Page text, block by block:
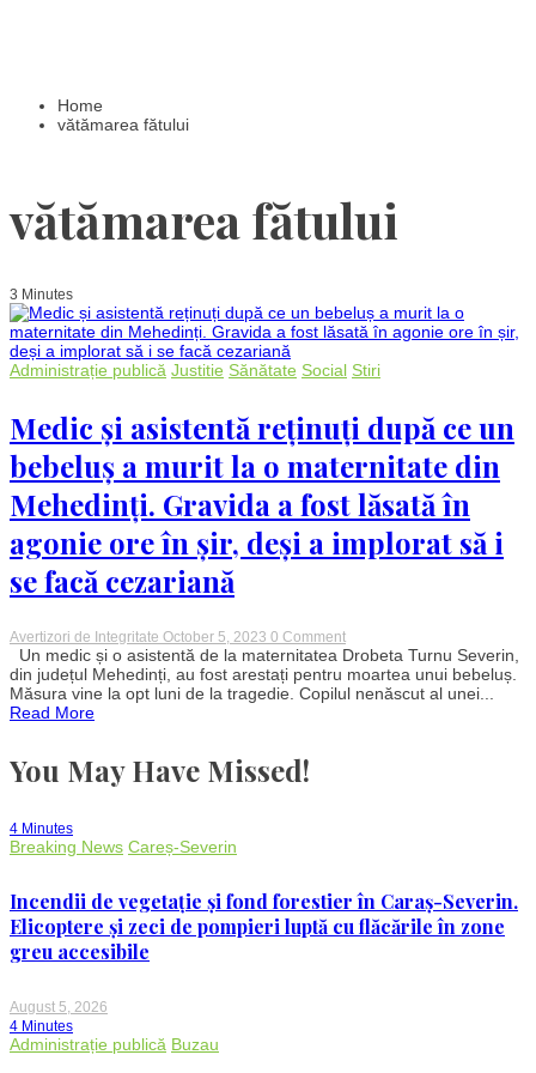
Home
vătămarea fătului
vătămarea fătului
3 Minutes
Administrație publică Justitie Sănătate Social Stiri
Medic și asistentă reținuți după ce un
bebeluș a murit la o maternitate din
Mehedinți. Gravida a fost lăsată în
agonie ore în șir, deși a implorat să i
se facă cezariană
Avertizori de Integritate October 5, 2023 0 Commenton
Medic
și
asistentă
reținuți
Gravida
a
fost
Un medic și o asistentă de la maternitatea Drobeta Turnu Severin,
din județul Mehedinți, au fost arestați pentru moartea unui bebeluș.
Măsura vine la opt luni de la tragedie. Copilul nenăscut al unei...
Read More
You May Have Missed!
4 Minutes
Breaking News Careș-Severin
Incendii de vegetație și fond forestier în Caraș-Severin.
Elicoptere și zeci de pompieri luptă cu flăcările în zone
greu accesibile
August 5, 2026
4 Minutes
Administrație publică Buzau